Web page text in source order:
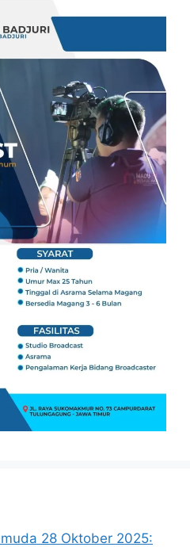
28 Oktober 2025: